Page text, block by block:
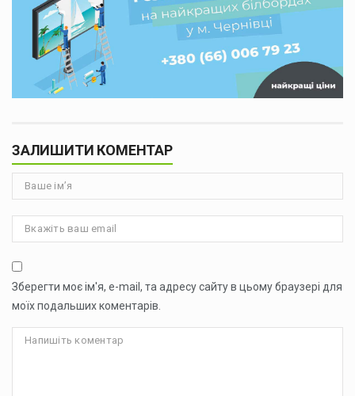
ЗАЛИШИТИ КОМЕНТАР
Зберегти моє ім'я, e-mail, та адресу сайту в цьому браузері для
моїх подальших коментарів.